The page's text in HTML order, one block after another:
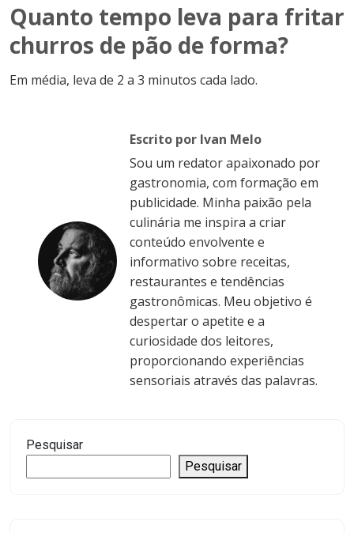
Quanto tempo leva para fritar
churros de pão de forma?
Em média, leva de 2 a 3 minutos cada lado.
Escrito por Ivan Melo
Sou um redator apaixonado por
gastronomia, com formação em
publicidade. Minha paixão pela
culinária me inspira a criar
conteúdo envolvente e
informativo sobre receitas,
restaurantes e tendências
gastronômicas. Meu objetivo é
despertar o apetite e a
curiosidade dos leitores,
proporcionando experiências
sensoriais através das palavras.
Pesquisar
Pesquisar